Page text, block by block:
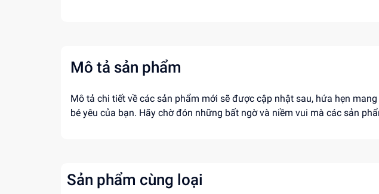
Mô tả sản phẩm
Mô tả chi tiết về các sản phẩm mới sẽ được cập nhật sau, hứa hẹn
bé yêu của bạn. Hãy chờ đón những bất ngờ và niềm vui mà các sản
Sản phẩm cùng loại